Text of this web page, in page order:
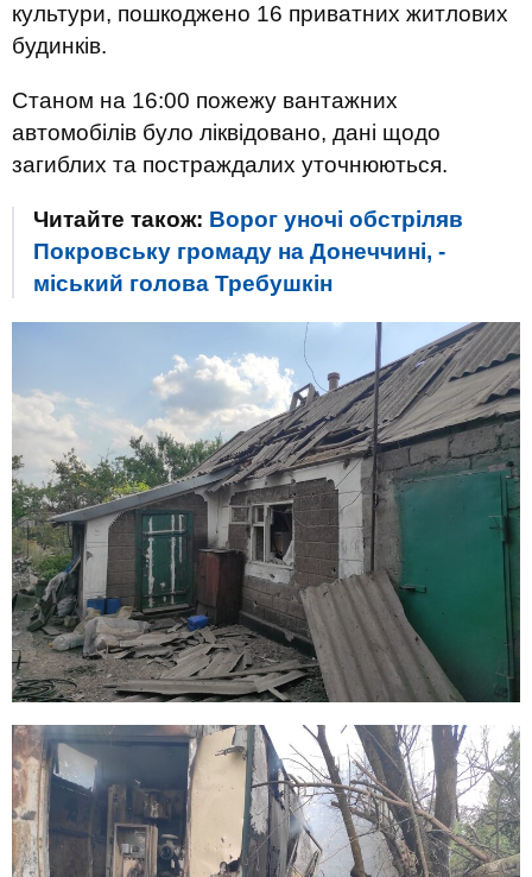
культури, пошкоджено 16 приватних житлових
будинків.
Станом на 16:00 пожежу вантажних
автомобілів було ліквідовано, дані щодо
загиблих та постраждалих уточнюються.
Читайте також: Ворог уночі обстріляв
Покровську громаду на Донеччині, -
міський голова Требушкін